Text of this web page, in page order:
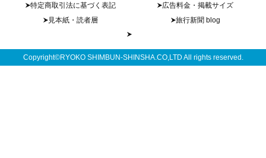
特定商取引法に基づく表記
広告料金・掲載サイズ
見本紙・読者層
旅行新聞 blog
Copyright©RYOKO SHIMBUN-SHINSHA.CO,LTD All rights reserved.